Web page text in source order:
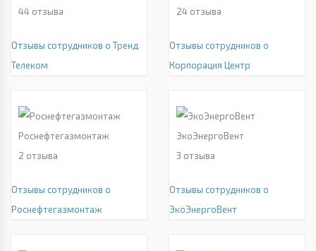
44 отзыва
Отзывы сотрудников о Тренд
Телеком
24 отзыва
Отзывы сотрудников о
Корпорация Центр
Роснефтегазмонтаж
2 отзыва
Отзывы сотрудников о
Роснефтегазмонтаж
ЭкоЭнергоВент
3 отзыва
Отзывы сотрудников о
ЭкоЭнергоВент